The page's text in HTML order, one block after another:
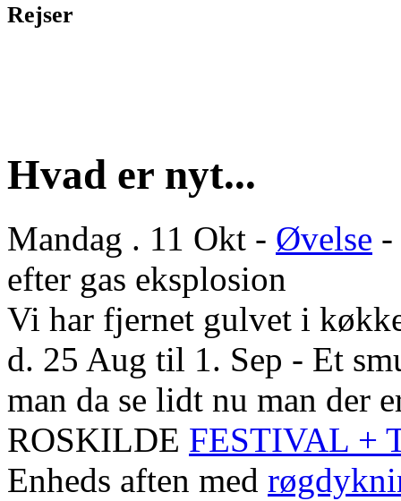
Rejser
Hvad er nyt...
Mandag . 11 Okt - Øvelse -
efter gas eksplosion
Vi har fjernet gulvet i
d. 25 Aug til 1. Sep - Et
man da se lidt nu man der
ROSKILDE FESTIVAL +
Enheds aften med